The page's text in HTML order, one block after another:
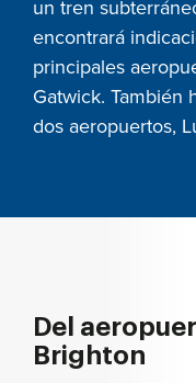
un tren
encontrará
principales
Gatwick. También
dos aeropuertos,
Del
Brighton